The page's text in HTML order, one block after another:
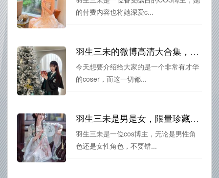
的付费内容也将她深爱c...
羽生三未的微博高清大合集，让你近距离欣赏cos作品细节
今天想要介绍给大家的是一个非常有才华
的coser，而这一切都...
羽生三未是男是女，限量珍藏的cos图包
羽生三未是一位cos博主，无论是男性角
色还是女性角色，不要错...